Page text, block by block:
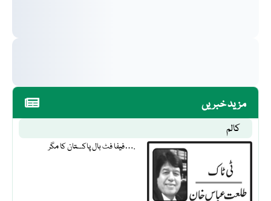
مزید خبریں
کالم
فیفا فٹ بال پاکستان کا مگر….